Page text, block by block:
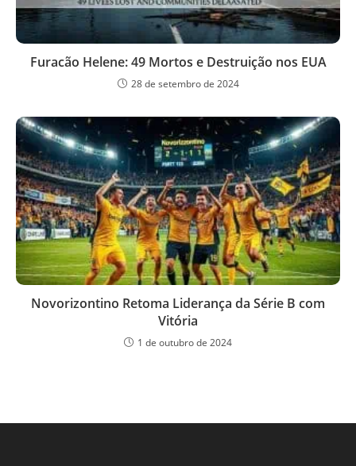
Furacão Helene: 49 Mortos e Destruição nos EUA
28 de setembro de 2024
Novorizontino Retoma Liderança da Série B com
Vitória
1 de outubro de 2024